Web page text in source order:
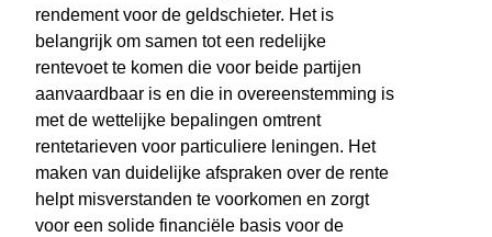
rendement voor de geldschieter. Het is
belangrijk om samen tot een redelijke
rentevoet te komen die voor beide partijen
aanvaardbaar is en die in overeenstemming is
met de wettelijke bepalingen omtrent
rentetarieven voor particuliere leningen. Het
maken van duidelijke afspraken over de rente
helpt misverstanden te voorkomen en zorgt
voor een solide financiële basis voor de